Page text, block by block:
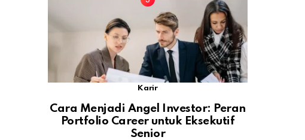
Karir
Cara Menjadi Angel Investor: Peran
Portfolio Career untuk Eksekutif
Senior